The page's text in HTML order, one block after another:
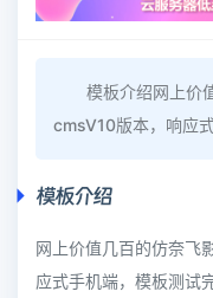
模板介绍网上价
cmsV10版本，响应
模板介绍
网上价值几百的仿奈飞
应式手机端，模板测试